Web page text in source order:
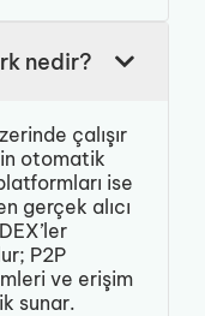
nedir?
çalışır
otomatik
ise
gerçek alıcı
P2P
ve erişim
sunar.